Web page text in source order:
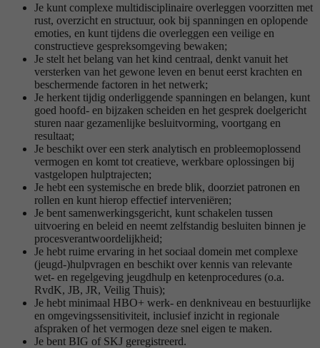
Je kunt complexe multidisciplinaire overleggen voorzitten met
rust, overzicht en structuur, ook bij spanningen en oplopende
emoties, en kunt tijdens die overleggen een veilige en
constructieve gespreksomgeving bewaken;
Je stelt het belang van het kind centraal, denkt vanuit het
versterken van het gewone leven en benut eerst krachten en
beschermende factoren in het netwerk;
Je herkent tijdig onderliggende spanningen en belangen, kunt
goed hoofd- en bijzaken scheiden en het gesprek doelgericht
sturen naar gezamenlijke besluitvorming, voortgang en
resultaat;
Je beschikt over een sterk analytisch en probleemoplossend
vermogen en komt tot creatieve, werkbare oplossingen bij
vastgelopen hulptrajecten;
Je hebt een systemische en brede blik, doorziet patronen en
rollen en kunt hierop effectief interveniëren;
Je bent samenwerkingsgericht, kunt schakelen tussen
uitvoering en beleid en neemt zelfstandig besluiten binnen je
procesverantwoordelijkheid;
Je hebt ruime ervaring in het sociaal domein met complexe
(jeugd-)hulpvragen en beschikt over kennis van relevante
wet- en regelgeving jeugdhulp en ketenprocedures (o.a.
RvdK, JB, JR, Veilig Thuis);
Je hebt minimaal HBO+ werk- en denkniveau en bestuurlijke
en omgevingssensitiviteit, inclusief inzicht in regionale
afspraken of het vermogen deze snel eigen te maken.
Je bent BIG of SKJ geregistreerd.